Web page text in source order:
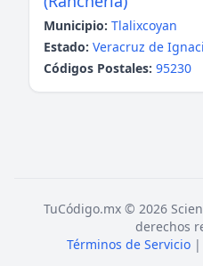
Municipio: Tlalixcoyan
Estado: Veracruz de
Códigos Postales: 95230
TuCódigo.mx © 2026
derechos
Términos de Servicio |